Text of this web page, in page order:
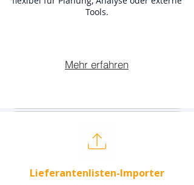
Tools.
Mehr erfahren
Lieferantenlisten-Importer